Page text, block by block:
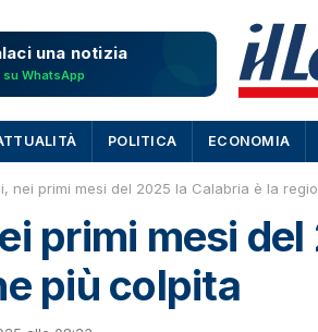
una notizia
su WhatsApp
POLITICA ECONOMIA
nei primi mesi del 2025 la Calabria è la
primi mesi
più colpita